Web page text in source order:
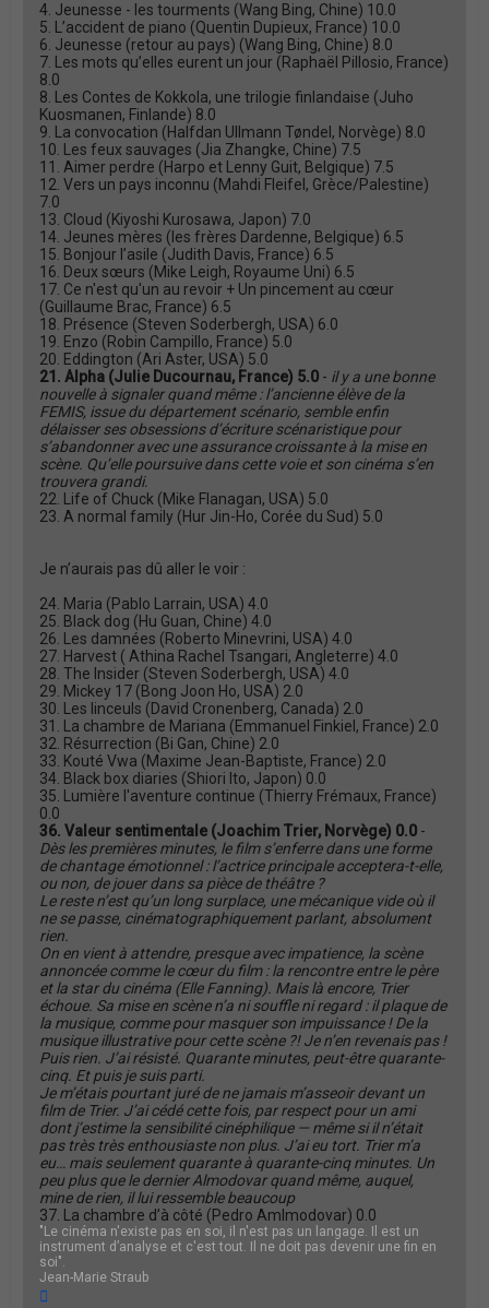
4. Jeunesse - les tourments (Wang Bing, Chine) 10.0
5. L’accident de piano (Quentin Dupieux, France) 10.0
6. Jeunesse (retour au pays) (Wang Bing, Chine) 8.0
7. Les mots qu’elles eurent un jour (Raphaël Pillosio, France)
8.0
8. Les Contes de Kokkola, une trilogie finlandaise (Juho
Kuosmanen, Finlande) 8.0
9. La convocation (Halfdan Ullmann Tøndel, Norvège) 8.0
10. Les feux sauvages (Jia Zhangke, Chine) 7.5
11. Aimer perdre (Harpo et Lenny Guit, Belgique) 7.5
12. Vers un pays inconnu (Mahdi Fleifel, Grèce/Palestine)
7.0
13. Cloud (Kiyoshi Kurosawa, Japon) 7.0
14. Jeunes mères (les frères Dardenne, Belgique) 6.5
15. Bonjour l’asile (Judith Davis, France) 6.5
16. Deux sœurs (Mike Leigh, Royaume Uni) 6.5
17. Ce n'est qu'un au revoir + Un pincement au cœur
(Guillaume Brac, France) 6.5
18. Présence (Steven Soderbergh, USA) 6.0
19. Enzo (Robin Campillo, France) 5.0
20. Eddington (Ari Aster, USA) 5.0
21. Alpha (Julie Ducournau, France) 5.0 - il y a une bonne
nouvelle à signaler quand même : l’ancienne élève de la
FEMIS, issue du département scénario, semble enfin
délaisser ses obsessions d’écriture scénaristique pour
s’abandonner avec une assurance croissante à la mise en
scène. Qu’elle poursuive dans cette voie et son cinéma s’en
trouvera grandi.
22. Life of Chuck (Mike Flanagan, USA) 5.0
23. A normal family (Hur Jin-Ho, Corée du Sud) 5.0
Je n’aurais pas dû aller le voir :
24. Maria (Pablo Larrain, USA) 4.0
25. Black dog (Hu Guan, Chine) 4.0
26. Les damnées (Roberto Minevrini, USA) 4.0
27. Harvest ( Athina Rachel Tsangari, Angleterre) 4.0
28. The Insider (Steven Soderbergh, USA) 4.0
29. Mickey 17 (Bong Joon Ho, USA) 2.0
30. Les linceuls (David Cronenberg, Canada) 2.0
31. La chambre de Mariana (Emmanuel Finkiel, France) 2.0
32. Résurrection (Bi Gan, Chine) 2.0
33. Kouté Vwa (Maxime Jean-Baptiste, France) 2.0
34. Black box diaries (Shiori Ito, Japon) 0.0
35. Lumière l'aventure continue (Thierry Frémaux, France)
0.0
36. Valeur sentimentale (Joachim Trier, Norvège) 0.0 -
Dès les premières minutes, le film s’enferre dans une forme
de chantage émotionnel : l’actrice principale acceptera-t-elle,
ou non, de jouer dans sa pièce de théâtre ?
Le reste n’est qu’un long surplace, une mécanique vide où il
ne se passe, cinématographiquement parlant, absolument
rien.
On en vient à attendre, presque avec impatience, la scène
annoncée comme le cœur du film : la rencontre entre le père
et la star du cinéma (Elle Fanning). Mais là encore, Trier
échoue. Sa mise en scène n’a ni souffle ni regard : il plaque de
la musique, comme pour masquer son impuissance ! De la
musique illustrative pour cette scène ?! Je n’en revenais pas !
Puis rien. J’ai résisté. Quarante minutes, peut-être quarante-
cinq. Et puis je suis parti.
Je m’étais pourtant juré de ne jamais m’asseoir devant un
film de Trier. J’ai cédé cette fois, par respect pour un ami
dont j’estime la sensibilité cinéphilique — même si il n’était
pas très très enthousiaste non plus. J’ai eu tort. Trier m’a
eu… mais seulement quarante à quarante-cinq minutes. Un
peu plus que le dernier Almodovar quand même, auquel,
mine de rien, il lui ressemble beaucoup
37. La chambre d’à côté (Pedro Amlmodovar) 0.0
"Le cinéma n'existe pas en soi, il n'est pas un langage. Il est un
instrument d’analyse et c'est tout. Il ne doit pas devenir une fin en
soi".
Jean-Marie Straub